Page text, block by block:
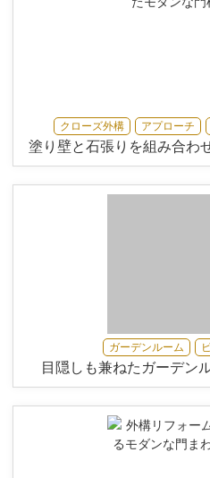
クローズ外構 アプローチ
塗り壁と石張りを組み合
ガーデンルーム
目隠しも兼ねたガーデ